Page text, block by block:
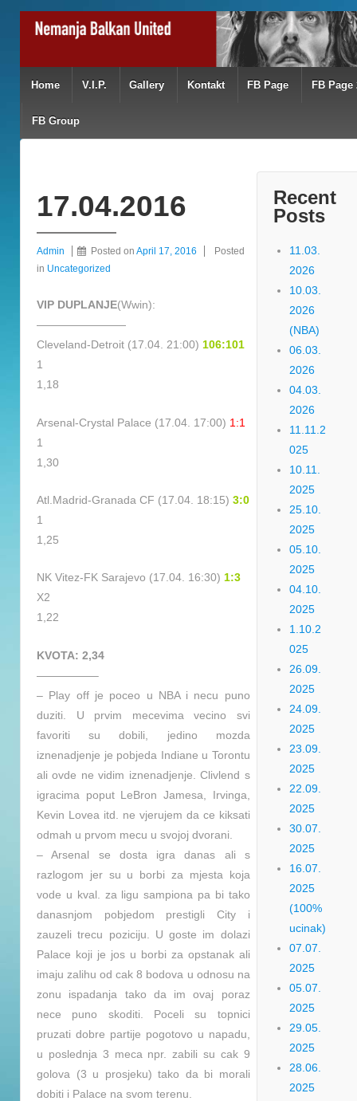
Home V.I.P. Gallery Kontakt FB Page FB Page
FB Group
17.04.2016
Admin Posted on April 17, 2016
Posted
in Uncategorized
VIP DUPLANJE(Wwin):
————————
Cleveland-Detroit (17.04. 21:00) 106:101
1
1,18
Arsenal-Crystal Palace (17.04. 17:00) 1:1
1
1,30
Atl.Madrid-Granada CF (17.04. 18:15) 3:0
1
1,25
NK Vitez-FK Sarajevo (17.04. 16:30) 1:3
X2
1,22
KVOTA: 2,34
—————–
– Play off je poceo u NBA i necu puno
duziti. U prvim mecevima vecino svi
favoriti su dobili, jedino mozda
iznenadjenje je pobjeda Indiane u Torontu
ali ovde ne vidim iznenadjenje. Clivlend s
igracima poput LeBron Jamesa, Irvinga,
Kevin Lovea itd. ne vjerujem da ce kiksati
odmah u prvom mecu u svojoj dvorani.
– Arsenal se dosta igra danas ali s
razlogom jer su u borbi za mjesta koja
vode u kval. za ligu sampiona pa bi tako
danasnjom pobjedom prestigli City i
zauzeli trecu poziciju. U goste im dolazi
Palace koji je jos u borbi za opstanak ali
imaju zalihu od cak 8 bodova u odnosu na
zonu ispadanja tako da im ovaj poraz
nece puno skoditi. Poceli su topnici
pruzati dobre partije pogotovo u napadu,
u poslednja 3 meca npr. zabili su cak 9
golova (3 u prosjeku) tako da bi morali
dobiti i Palace na svom terenu.
Recent
Posts
11.03.
2026
10.03.
2026
(NBA)
06.03.
2026
04.03.
2026
11.11.2
025
10.11.
2025
25.10.
2025
05.10.
2025
04.10.
2025
1.10.2
025
26.09.
2025
24.09.
2025
23.09.
2025
22.09.
2025
30.07.
2025
16.07.
2025
(100%
ucinak)
07.07.
2025
05.07.
2025
29.05.
2025
28.06.
2025